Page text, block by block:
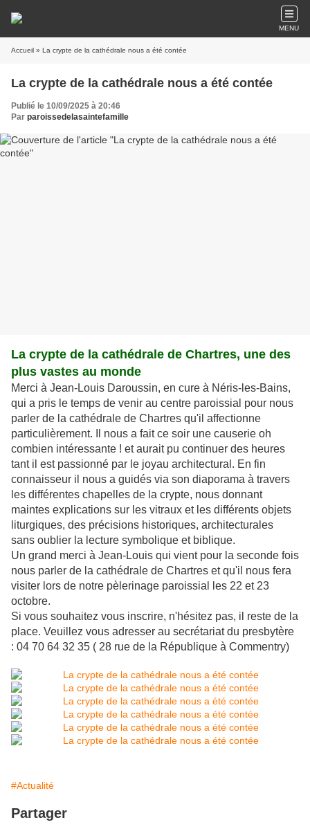
MENU
Accueil » La crypte de la cathédrale nous a été contée
La crypte de la cathédrale nous a été contée
Publié le 10/09/2025 à 20:46
Par paroissedelasaintefamille
La crypte de la cathédrale de Chartres, une des
plus vastes au monde
Merci à Jean-Louis Daroussin, en cure à Néris-les-Bains,
qui a pris le temps de venir au centre paroissial pour nous
parler de la cathédrale de Chartres qu'il affectionne
particulièrement. Il nous a fait ce soir une causerie oh
combien intéressante ! et aurait pu continuer des heures
tant il est passionné par le joyau architectural. En fin
connaisseur il nous a guidés via son diaporama à travers
les différentes chapelles de la crypte, nous donnant
maintes explications sur les vitraux et les différents objets
liturgiques, des précisions historiques, architecturales
sans oublier la lecture symbolique et biblique.
Un grand merci à Jean-Louis qui vient pour la seconde fois
nous parler de la cathédrale de Chartres et qu'il nous fera
visiter lors de notre pèlerinage paroissial les 22 et 23
octobre.
Si vous souhaitez vous inscrire, n'hésitez pas, il reste de la
place. Veuillez vous adresser au secrétariat du presbytère
: 04 70 64 32 35 ( 28 rue de la République à Commentry)
#Actualité
Partager